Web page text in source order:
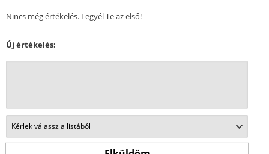
Nincs még értékelés. Legyél Te az első!
Új értékelés: